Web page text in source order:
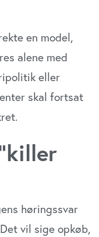
en model,
alene med
eller
skal fortsat
høringssvar
vil sige opkøb,